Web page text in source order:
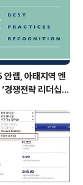
랩, 아태지역 엔
경쟁전략 리더십’